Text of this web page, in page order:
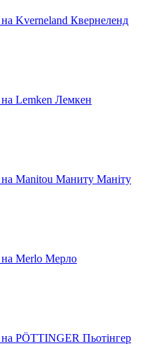
Kverneland Квернеленд
на Lemken Лемкен
на Manitou Маниту Маніту
на Merlo Мерло
на PÖTTINGER Пьотінгер